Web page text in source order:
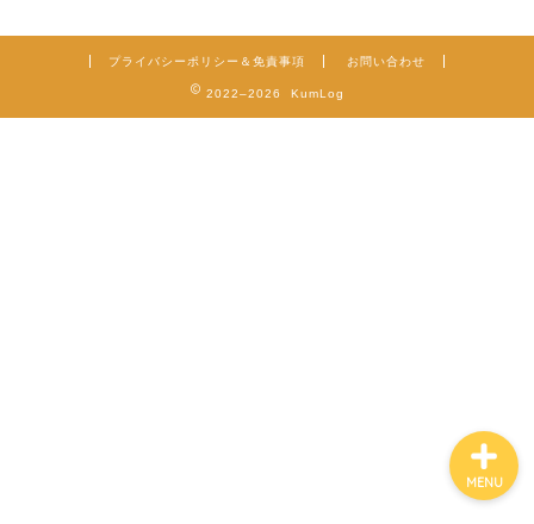
プライバシーポリシー＆免責事項 お問い合わせ
2022–2026 KumLog
MENU